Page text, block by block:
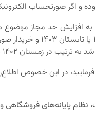
و اگر صورتحساب
صورتحساب الکترونیکی اصلاحی مالیات و عوارض خرید با رعایت مقررات لحاظ می‌شود.
در این خصوص
نظام پایانه‌های فروشگاهی